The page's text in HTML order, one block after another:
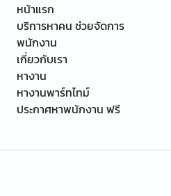
หน้าแรก
บริการหาคน ช่วยจัดการ
พนักงาน
เกี่ยวกับเรา
หางาน
หางานพาร์ทไทม์
ประกาศหาพนักงาน ฟรี